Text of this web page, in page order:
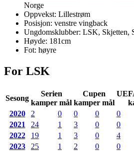
Norge
Oppvekst: Lillestrøm
Posisjon: venstre vingback
Ungdomsklubber: LSK, Skjetten,
Høyde: 181cm
Fot: høyre
For LSK
Sesong
Serien
kamper mål
Cupen
kamper mål
2020
2 0 0 0 0
2021
24 1 3 0 0
2022
19 1 3 0 4
2023
25 1 2 0 0